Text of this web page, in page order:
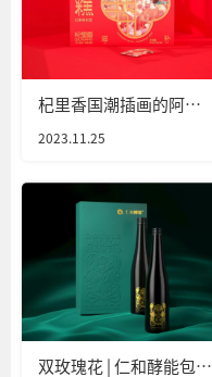
杞里香国潮插画的阿胶
2023.11.25
双玫瑰花 | 仁和酵能包装